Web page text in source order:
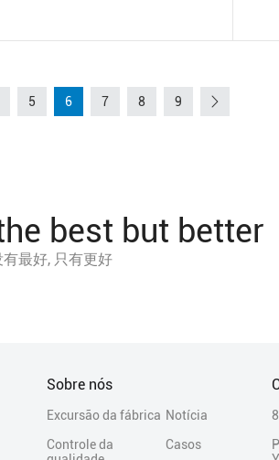
5 6 7 8 9
best but better
有最好, 只有更好
Sobre nós
Excursão da fábrica Notícia
Controle da
Casos